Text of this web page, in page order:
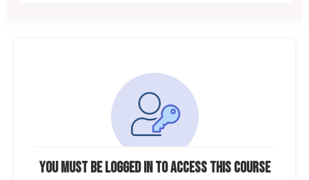
You must be logged in to access this course